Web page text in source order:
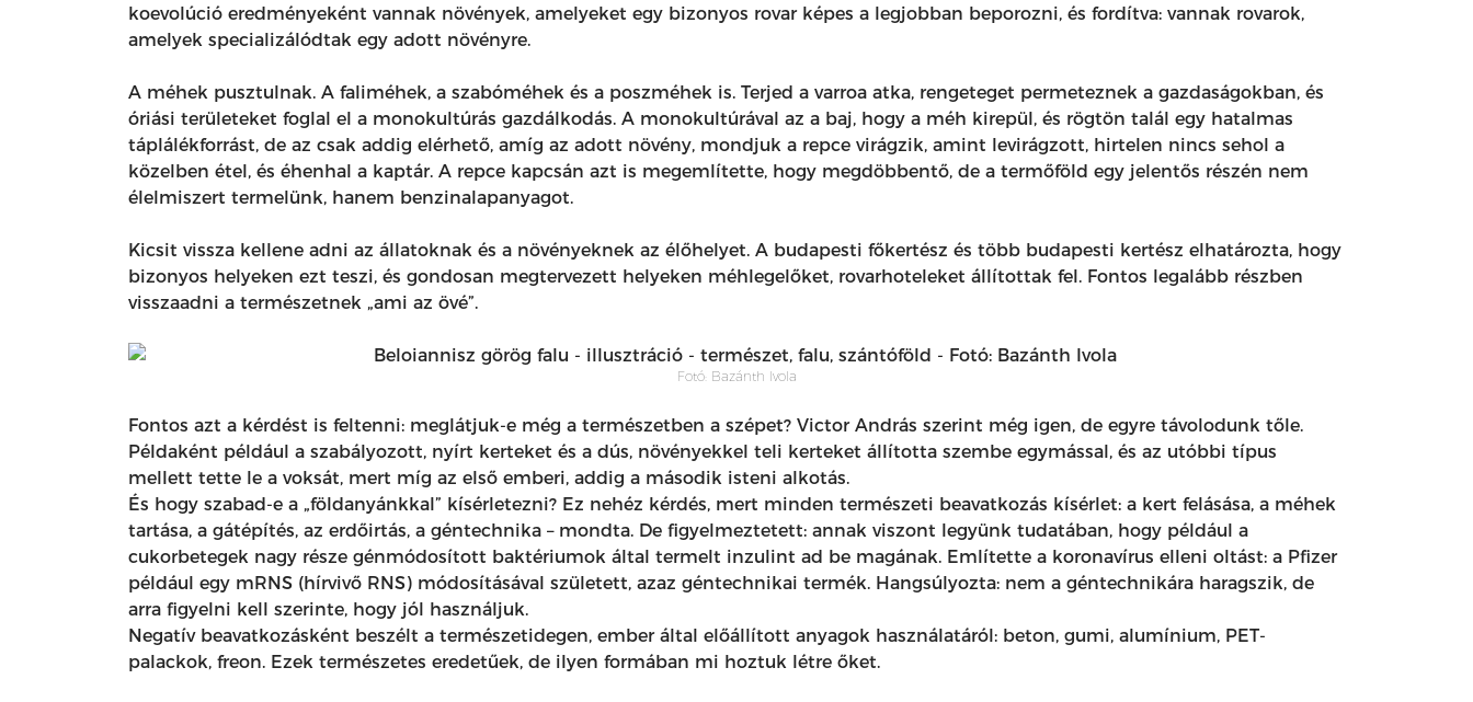
koevolúció eredményeként vannak növények, amelyeket egy bizonyos rovar képes a legjobban beporozni, és fordítva: vannak rovarok,
amelyek specializálódtak egy adott növényre.
A méhek pusztulnak. A faliméhek, a szabóméhek és a poszméhek is. Terjed a varroa atka, rengeteget permeteznek a gazdaságokban, és
óriási területeket foglal el a monokultúrás gazdálkodás. A monokultúrával az a baj, hogy a méh kirepül, és rögtön talál egy hatalmas
táplálékforrást, de az csak addig elérhető, amíg az adott növény, mondjuk a repce virágzik, amint levirágzott, hirtelen nincs sehol a
közelben étel, és éhenhal a kaptár. A repce kapcsán azt is megemlítette, hogy megdöbbentő, de a termőföld egy jelentős részén nem
élelmiszert termelünk, hanem benzinalapanyagot.
Kicsit vissza kellene adni az állatoknak és a növényeknek az élőhelyet. A budapesti főkertész és több budapesti kertész elhatározta, hogy
bizonyos helyeken ezt teszi, és gondosan megtervezett helyeken méhlegelőket, rovarhoteleket állítottak fel. Fontos legalább részben
visszaadni a természetnek „ami az övé”.
Fotó: Bazánth Ivola
Fontos azt a kérdést is feltenni: meglátjuk-e még a természetben a szépet? Victor András szerint még igen, de egyre távolodunk tőle.
Példaként például a szabályozott, nyírt kerteket és a dús, növényekkel teli kerteket állította szembe egymással, és az utóbbi típus
mellett tette le a voksát, mert míg az első emberi, addig a második isteni alkotás.
És hogy szabad-e a „földanyánkkal” kísérletezni? Ez nehéz kérdés, mert minden természeti beavatkozás kísérlet: a kert felásása, a méhek
tartása, a gátépítés, az erdőirtás, a géntechnika – mondta. De figyelmeztetett: annak viszont legyünk tudatában, hogy például a
cukorbetegek nagy része génmódosított baktériumok által termelt inzulint ad be magának. Említette a koronavírus elleni oltást: a Pfizer
például egy mRNS (hírvivő RNS) módosításával született, azaz géntechnikai termék. Hangsúlyozta: nem a géntechnikára haragszik, de
arra figyelni kell szerinte, hogy jól használjuk.
Negatív beavatkozásként beszélt a természetidegen, ember által előállított anyagok használatáról: beton, gumi, alumínium, PET-
palackok, freon. Ezek természetes eredetűek, de ilyen formában mi hoztuk létre őket.